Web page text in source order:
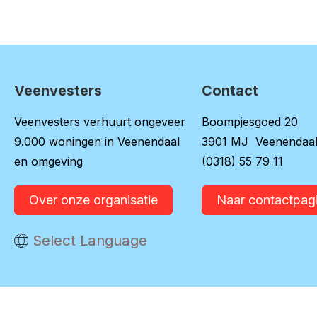
Contactinformatie
Veenvesters
Veenvesters verhuurt ongeveer
9.000 woningen in Veenendaal
en omgeving
Over onze organisatie
Contact
Boompjesgoed 20
3901 MJ Veenendaal
(0318) 55 79 11
Naar
Vertaal deze pagina
Select Language